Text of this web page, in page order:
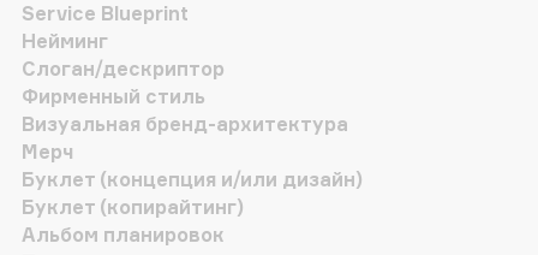
Service Blueprint
Нейминг
Слоган/дескриптор
Фирменный стиль
Визуальная бренд-архитектура
Мерч
Буклет (концепция и/или дизайн)
Буклет (копирайтинг)
Альбом планировок